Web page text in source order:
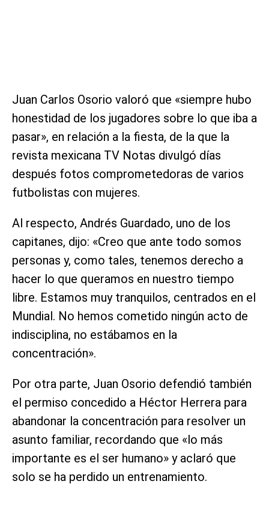
Juan Carlos Osorio valoró que «siempre hubo
honestidad de los jugadores sobre lo que iba a
pasar», en relación a la fiesta, de la que la
revista mexicana TV Notas divulgó días
después fotos comprometedoras de varios
futbolistas con mujeres.
Al respecto, Andrés Guardado, uno de los
capitanes, dijo: «Creo que ante todo somos
personas y, como tales, tenemos derecho a
hacer lo que queramos en nuestro tiempo
libre. Estamos muy tranquilos, centrados en el
Mundial. No hemos cometido ningún acto de
indisciplina, no estábamos en la
concentración».
Por otra parte, Juan Osorio defendió también
el permiso concedido a Héctor Herrera para
abandonar la concentración para resolver un
asunto familiar, recordando que «lo más
importante es el ser humano» y aclaró que
solo se ha perdido un entrenamiento.